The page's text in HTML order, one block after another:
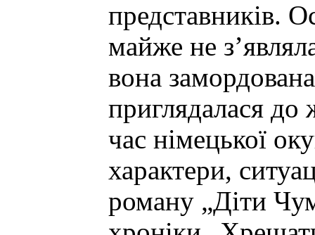
представників.
майже не
вона
приглядалася до
час німецької
характери,
роману „Діти